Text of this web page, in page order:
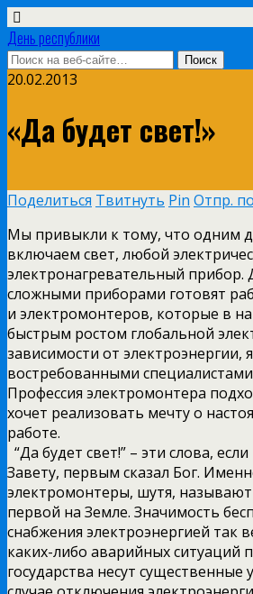
День республики
20.02.2013
«Да будет свет!»
Поделиться Твитнуть Pin Отпр.
Мы привыкли к тому, что одним
включаем свет, любой
электронагревательный прибор.
сложными приборами готовят
и электромонтеров, которые в
быстрым ростом глобальной
зависимости от электроэнергии,
востребованными
Профессия электромонтера
хочет реализовать мечту о
работе.
“Да будет свет!” – эти слова,
Завету, первым сказал Бог.
электромонтеры, шутя,
первой на Земле. Значимость
снабжения электроэнергией так
каких-либо аварийных ситуаций
государства несут существенные